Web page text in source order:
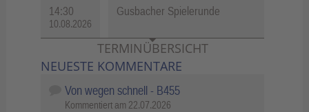
14:30
10.08.2026
Gusbacher Spielerunde
TERMINÜBERSICHT
NEUESTE KOMMENTARE
Von wegen schnell - B455
Kommentiert am 22.07.2026